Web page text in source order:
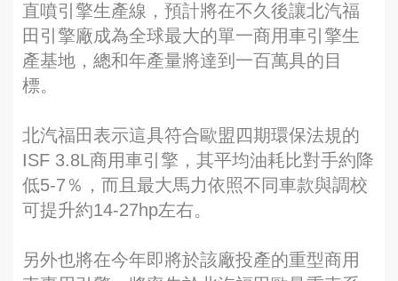
直噴引擎生產線，預計將在不久後讓北汽福
田引擎廠成為全球最大的單一商用車引擎生
產基地，總和年產量將達到一百萬具的目
標。
北汽福田表示這具符合歐盟四期環保法規的
ISF 3.8L商用車引擎，其平均油耗比對手約降
低5-7％，而且最大馬力依照不同車款與調校
可提升約14-27hp左右。
另外也將在今年即將於該廠投產的重型商用